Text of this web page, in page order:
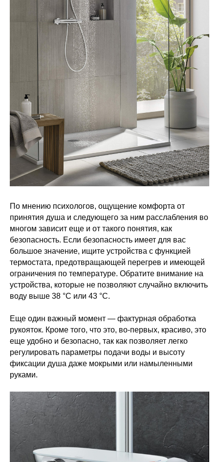
По мнению психологов, ощущение комфорта от
принятия душа и следующего за ним расслабления во
многом зависит еще и от такого понятия, как
безопасность. Если безопасность имеет для вас
большое значение, ищите устройства с функцией
термостата, предотвращающей перегрев и имеющей
ограничения по температуре. Обратите внимание на
устройства, которые не позволяют случайно включить
воду выше 38 °С или 43 °С.
Еще один важный момент — фактурная обработка
рукояток. Кроме того, что это, во-первых, красиво, это
еще удобно и безопасно, так как позволяет легко
регулировать параметры подачи воды и высоту
фиксации душа даже мокрыми или намыленными
руками.